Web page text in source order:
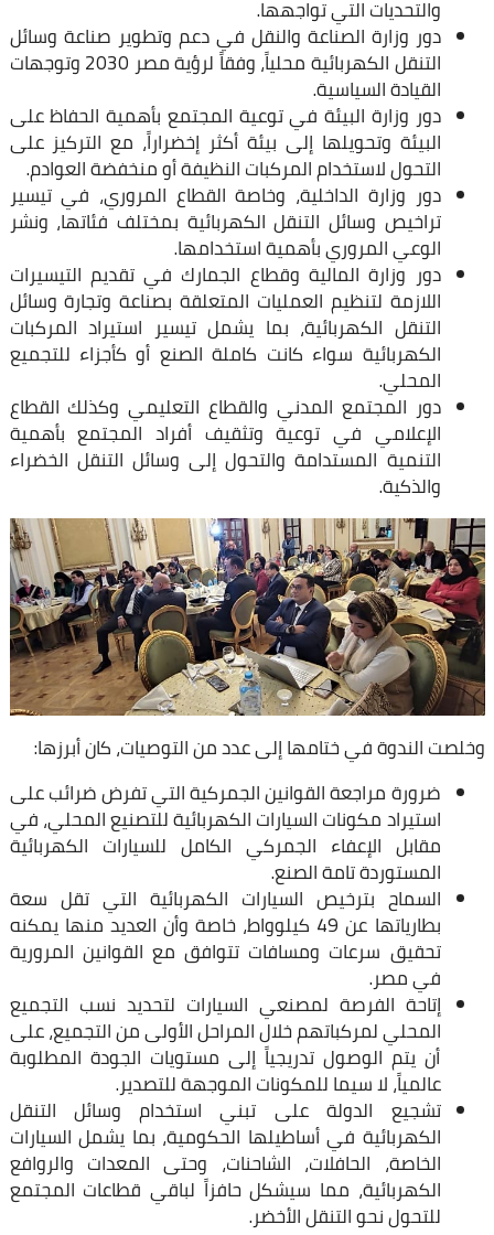
والتحديات التي تواجهها.
دور وزارة الصناعة والنقل في دعم وتطوير صناعة وسائل
التنقل الكهربائية محلياً، وفقاً لرؤية مصر 2030 وتوجهات
القيادة السياسية.
دور وزارة البيئة في توعية المجتمع بأهمية الحفاظ على
البيئة وتحويلها إلى بيئة أكثر إخضراراً، مع التركيز على
التحول لاستخدام المركبات النظيفة أو منخفضة العوادم.
دور وزارة الداخلية، وخاصة القطاع المروري، في تيسير
تراخيص وسائل التنقل الكهربائية بمختلف فئاتها، ونشر
الوعي المروري بأهمية استخدامها.
دور وزارة المالية وقطاع الجمارك في تقديم التيسيرات
اللازمة لتنظيم العمليات المتعلقة بصناعة وتجارة وسائل
التنقل الكهربائية، بما يشمل تيسير استيراد المركبات
الكهربائية سواء كانت كاملة الصنع أو كأجزاء للتجميع
المحلي.
دور المجتمع المدني والقطاع التعليمي وكذلك القطاع
الإعلامي في توعية وتثقيف أفراد المجتمع بأهمية
التنمية المستدامة والتحول إلى وسائل التنقل الخضراء
والذكية.
وخلصت الندوة في ختامها إلى عدد من التوصيات، كان أبرزها:
ضرورة مراجعة القوانين الجمركية التي تفرض ضرائب على
استيراد مكونات السيارات الكهربائية للتصنيع المحلي، في
مقابل الإعفاء الجمركي الكامل للسيارات الكهربائية
المستوردة تامة الصنع.
السماح بترخيص السيارات الكهربائية التي تقل سعة
بطارياتها عن 49 كيلوواط، خاصة وأن العديد منها يمكنه
تحقيق سرعات ومسافات تتوافق مع القوانين المرورية
في مصر.
إتاحة الفرصة لمصنعي السيارات لتحديد نسب التجميع
المحلي لمركباتهم خلال المراحل الأولى من التجميع، على
أن يتم الوصول تدريجياً إلى مستويات الجودة المطلوبة
عالمياً، لا سيما للمكونات الموجهة للتصدير.
تشجيع الدولة على تبني استخدام وسائل التنقل
الكهربائية في أساطيلها الحكومية، بما يشمل السيارات
الخاصة، الحافلات، الشاحنات، وحتى المعدات والروافع
الكهربائية، مما سيشكل حافزاً لباقي قطاعات المجتمع
للتحول نحو التنقل الأخضر.